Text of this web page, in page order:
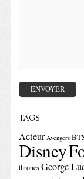
TAGS
Acteur Avengers
Disney
thrones George